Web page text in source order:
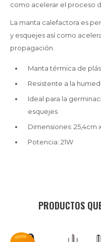
como acelerar el proceso
La manta calefactora es
y esquejes así como
propagación.
Manta térmica de
Resistente a la
Ideal para la
esquejes
Dimensiones: 25,4cm
Potencia: 21W
PRODUCTOS